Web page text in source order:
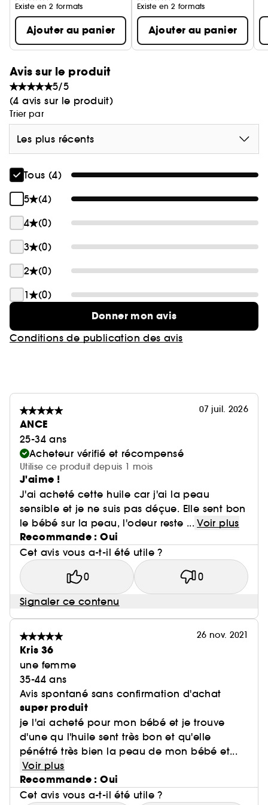
Existe en 2 formats
Ajouter au panier
Existe en 2 formats
Ajouter au panier
Avis sur le produit
5/5
(4 avis sur le produit)
Trier par
Les plus récents
Tous (4)
5
(4)
4
(0)
3
(0)
2
(0)
1
(0)
Donner mon avis
Conditions de publication des avis
07 juil. 2026
ANCE
25-34 ans
Acheteur vérifié et récompensé
Utilise ce produit depuis 1 mois
J'aime !
J'ai acheté cette huile car j'ai la peau
sensible et je ne suis pas déçue. Elle sent bon
le bébé sur la peau, l'odeur reste ... Voir plus
Recommande : Oui
Cet avis vous a-t-il été utile ?
0 0
Signaler ce contenu
26 nov. 2021
Kris 36
une femme
35-44 ans
Avis spontané sans confirmation d'achat
super produit
je l'ai acheté pour mon bébé et je trouve
d'une qu l'huile sent très bon et qu'elle
pénétré très bien la peau de mon bébé et...
Voir plus
Recommande : Oui
Cet avis vous a-t-il été utile ?